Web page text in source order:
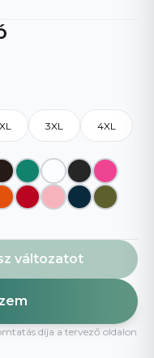
3XL 4XL
változatot
díja a tervező oldalon